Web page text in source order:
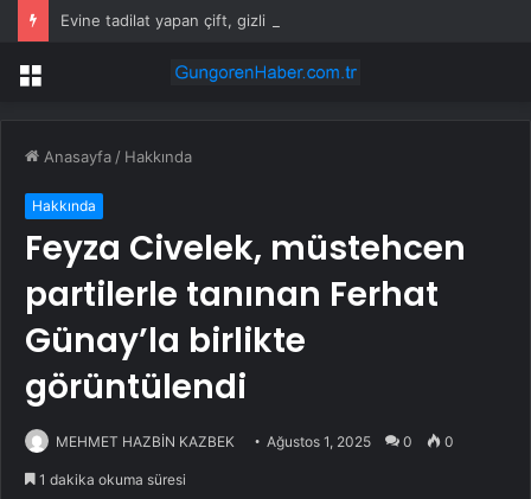
Menü
Anasayfa / Hakkında
Hakkında
Feyza Civelek, müstehcen
partilerle tanınan Ferhat
Günay’la birlikte
görüntülendi
MEHMET HAZBİN KAZBEK Ağustos 1, 2025 0 0
1 dakika okuma süresi